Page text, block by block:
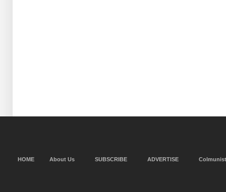
HOME About Us SUBSCRIBE ADVERTISE Colmunist